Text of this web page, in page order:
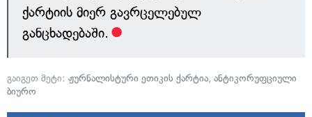
ქარტიის მიერ გავრცელებულ
განცხადებაში.
გაიგეთ მეტი: ჟურნალისტური ეთიკის ქარტია, ანტიკორუფციული
ბიურო